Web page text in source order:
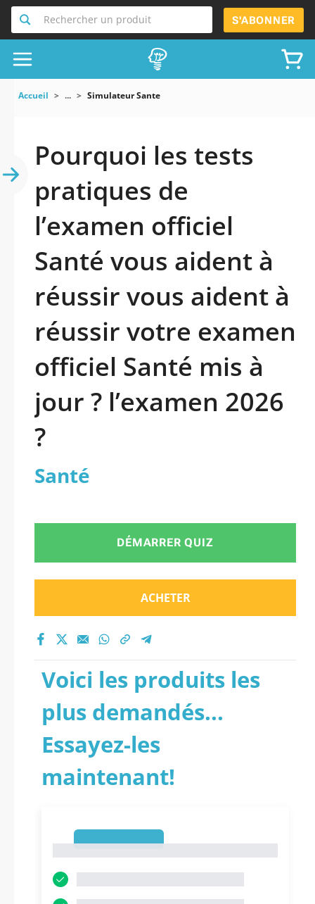
Rechercher un produit S'ABONNER
Accueil ... Simulateur Sante
Pourquoi les tests
pratiques de
l’examen officiel
Santé vous aident à
réussir vous aident à
réussir votre examen
officiel Santé mis à
jour ? l’examen 2026
?
Santé
DÉMARRER QUIZ
ACHETER
Voici les produits les
plus demandés...
Essayez-les
maintenant!